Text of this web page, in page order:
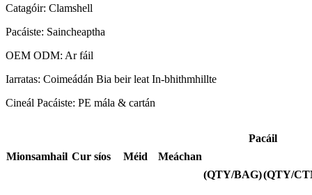
Catagóir: Clamshell
Pacáiste: Saincheaptha
OEM ODM: Ar fáil
Iarratas: Coimeádán Bia beir leat In-bhithmhillte
Cineál Pacáiste: PE mála & cartán
Mionsamhail Cur síos Méid Meáchan
Pacáil
(QTY/BAG)(QTY/